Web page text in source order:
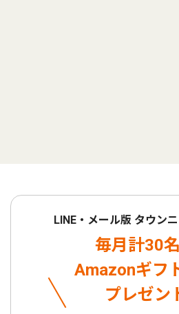
LINE・メール版 タウン
毎月計30
Amazonギフ
プレゼン